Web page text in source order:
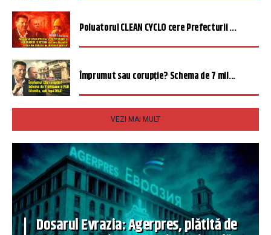
Poluatorul CLEAN CYCLO cere Prefecturii ...
Împrumut sau corupție? Schema de 7 mil...
VEZI MAI MULT
Dosarul Evrazia: Agerpres, plătită de